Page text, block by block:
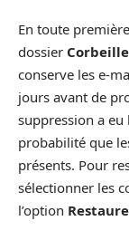
En toute
dossier Corbeille
conserve les e-
jours avant de
suppression a
probabilité que
présents. Pour
sélectionner les
l’option